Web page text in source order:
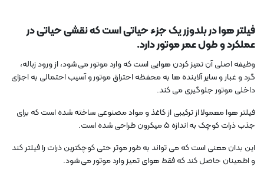
فیلتر هوا در بلدوزر یک جزء حیاتی است که نقشی حیاتی در
عملکرد و طول عمر موتور دارد.
وظیفه اصلی آن تمیز کردن هوایی است که وارد موتور می شود، از ورود زباله،
گرد و غبار و سایر آلاینده ها به محفظه احتراق موتور و آسیب احتمالی به اجزای
داخلی موتور جلوگیری می کند.
فیلتر هوا معمولا از ترکیبی از کاغذ و مواد مصنوعی ساخته شده است که برای
جذب ذرات کوچک به اندازه 5 میکرون طراحی شده است.
این بدان معنی است که می تواند به طور موثر حتی کوچکترین ذرات را فیلتر کند
و اطمینان حاصل کند که فقط هوای تمیز وارد موتور می شود.